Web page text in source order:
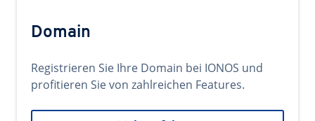
Domain
Registrieren Sie Ihre Domain bei IONOS und
profitieren Sie von zahlreichen Features.